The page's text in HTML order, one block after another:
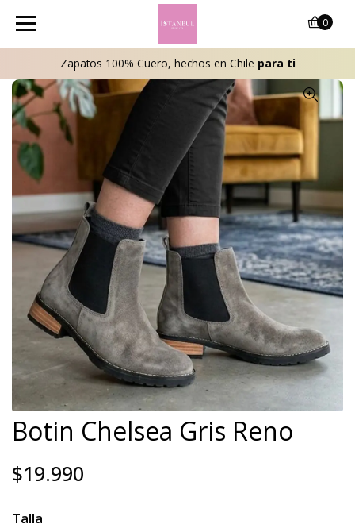
Zapatos 100% Cuero, hechos en Chile para ti
0
Botin Chelsea Gris Reno
$19.990
Talla